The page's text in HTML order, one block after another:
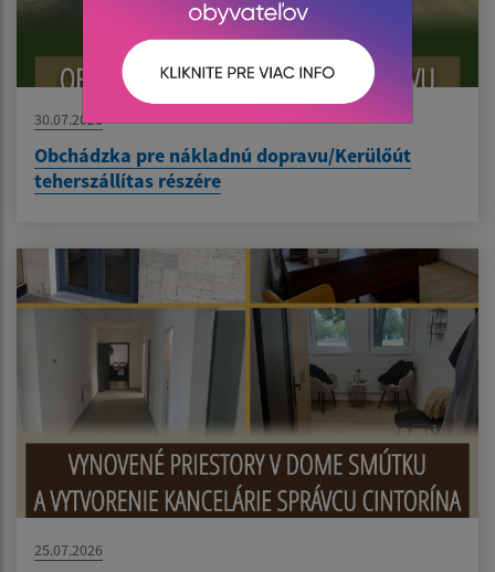
30.07.2026
Obchádzka pre nákladnú dopravu/Kerülőút
teherszállítas részére
25.07.2026